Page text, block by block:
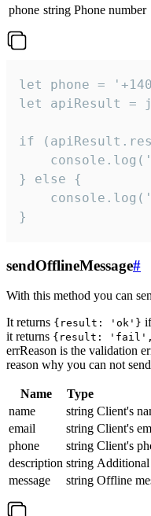
phone string Phone number
let phone =
let apiResult =
if
} else {
}
sendOfflineMessage#
With this method you can
It returns {result: 'ok'}
it returns {result: 'fail',
errReason is the validation
reason why you can not
Name Type
name
string Client's
email
string Client's
phone
string Client's
description string Additional
message
string Offline